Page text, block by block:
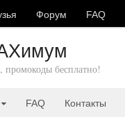
Форум FAQ
бесплатно!
FAQ Контакты